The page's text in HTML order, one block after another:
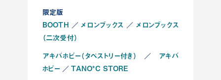
限定版
BOOTH ／メロンブックス ／ メロンブックス
（二次受付）
アキバホビー（タペストリー付き）
／
アキバ
ホビー ／ TANO*C STORE